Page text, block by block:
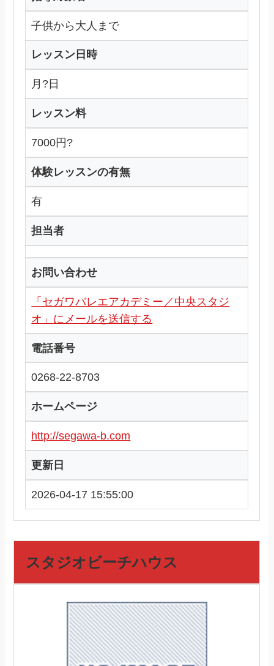
子供から大人まで
レッスン日時
月?日
レッスン料
7000円?
体験レッスンの有無
有
担当者
お問い合わせ
「セガワバレエアカデミー／中央スタジ
オ」にメールを送信する
電話番号
0268-22-8703
ホームページ
http://segawa-b.com
更新日
2026-04-17 15:55:00
スタジオビーチハウス